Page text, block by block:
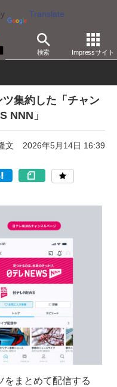
Translate
検索 Impressサイト
像配信 TVer
集約した「チャン
NNN」
文 2026年5月14日 16:39
をまとめて配信する